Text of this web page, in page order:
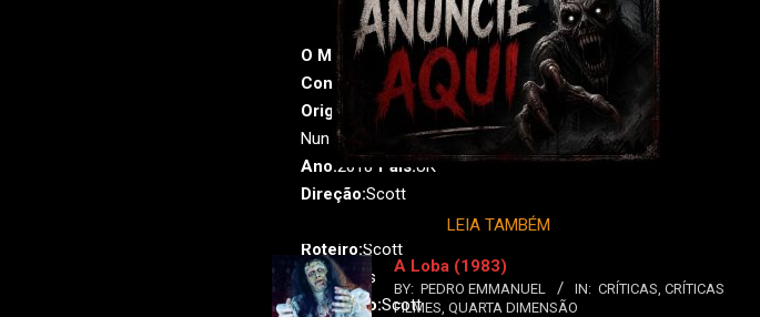
O Mistério do
Convento
Original:
The Bad
Nun
Ano:2018• País:UK
Direção:Scott
Roteiro:Scott
Chambers
Produção:Scott
LEIA TAMBÉM
A Loba (1983)
BY: PEDRO EMMANUEL IN: CRÍTICAS, CRÍTICAS
FILMES, QUARTA DIMENSÃO